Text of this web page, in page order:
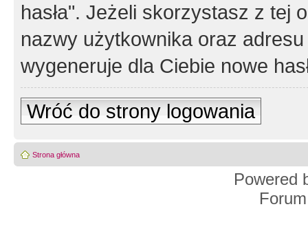
hasła". Jeżeli skorzystasz z tej
nazwy użytkownika oraz
wygeneruje dla Ciebie nowe
Wróć do strony logowania
Strona główna
Powered